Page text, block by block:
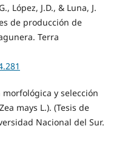
López, J.D., & Luna, J.
de producción de
Terra
morfológica y selección
mays L.). (Tesis de
Nacional del Sur.